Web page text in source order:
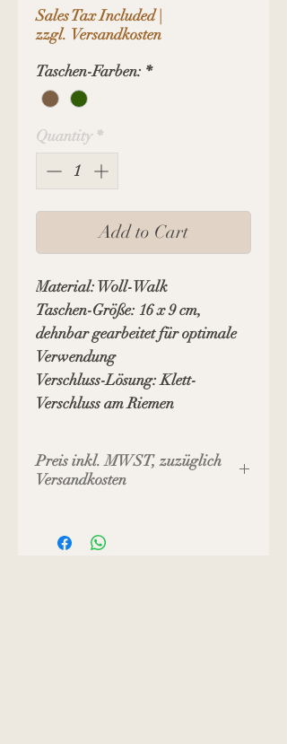
Sales Tax Included|
zzgl. Versandkosten
Taschen-Farben: *
Quantity *
Add to Cart
Material: Woll-Walk
Taschen-Größe: 16 x 9 cm,
dehnbar gearbeitet für optimale
Verwendung
Verschluss-Lösung: Klett-
Verschluss am Riemen
Preis inkl. MWST, zuzüglich
Versandkosten